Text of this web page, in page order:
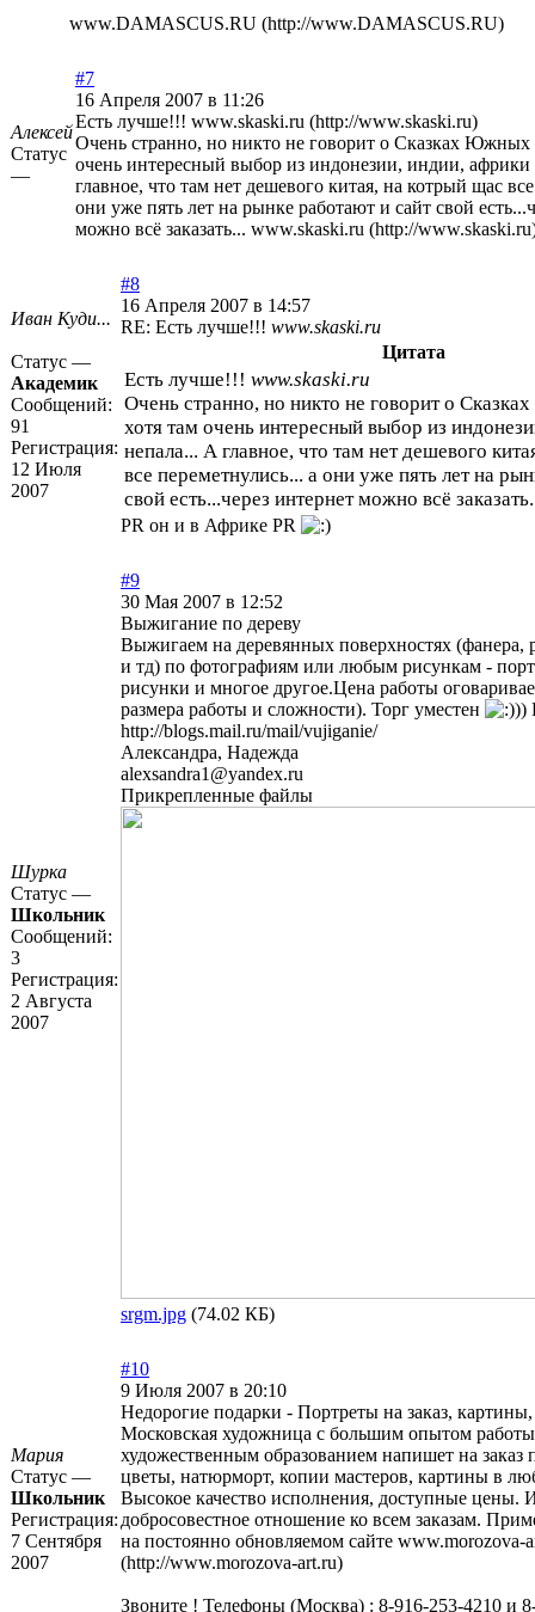
www.DAMASCUS.RU (http://www.DAMASCUS.RU)
Алексей
Статус
—
#7
16 Апреля 2007 в 11:26
Есть лучше!!! www.skaski.ru (http://www.skaski.ru)
Очень странно, но никто не говорит о Сказках Южных
очень интересный выбор из индонезии, индии,
главное, что там нет дешевого китая, на котрый щас
они уже пять лет на рынке работают и сайт свой
можно всё заказать... www.skaski.ru (http://
Иван Куди...
Статус —
Академик
Сообщений:
91
Регистрация:
12 Июля
2007
#8
16 Апреля 2007 в 14:57
RE: Есть лучше!!! www.skaski.ru
Цитата
Есть лучше!!! www.skaski.ru
Очень странно, но никто не говорит о
хотя там очень интересный выбор из
непала... А главное, что там нет дешевого
все переметнулись... а они уже пять лет на
свой есть...через интернет можно всё
PR он и в Африке PR
Шурка
Статус —
Школьник
Сообщений:
3
Регистрация:
2 Августа
2007
#9
30 Мая 2007 в 12:52
Выжигание по дереву
Выжигаем на деревянных поверхностях (фанера,
и тд) по фотографиям или любым рисункам -
рисунки и многое другое.Цена работы
размера работы и сложности). Торг уместен
))
http://blogs.mail.ru/mail/vujiganie/
Александра, Надежда
alexsandra1@yandex.ru
Прикрепленные файлы
srgm.jpg (74.02 КБ)
Мария
Статус —
Школьник
Регистрация:
7 Сентября
2007
#10
9 Июля 2007 в 20:10
Недорогие подарки - Портреты на заказ,
Московская художница с большим опытом
художественным образованием напишет на заказ
цветы, натюрморт, копии мастеров, картины в
Высокое качество исполнения, доступные цены.
добросовестное отношение ко всем заказам.
на постоянно обновляемом сайте www.morozova-
(http://www.morozova-art.ru)
Звоните ! Телефоны (Москва) : 8-916-253-4210 и